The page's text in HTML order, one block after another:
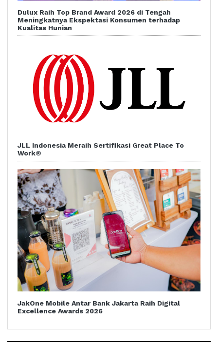
Dulux Raih Top Brand Award 2026 di Tengah
Meningkatnya Ekspektasi Konsumen terhadap
Kualitas Hunian
JLL Indonesia Meraih Sertifikasi Great Place To
Work®
JakOne Mobile Antar Bank Jakarta Raih Digital
Excellence Awards 2026